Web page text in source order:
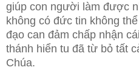
giúp con người làm được
không có đức tin không
đạo can đảm chấp nhận
thánh hiển tu đã từ bỏ tất
Chúa.